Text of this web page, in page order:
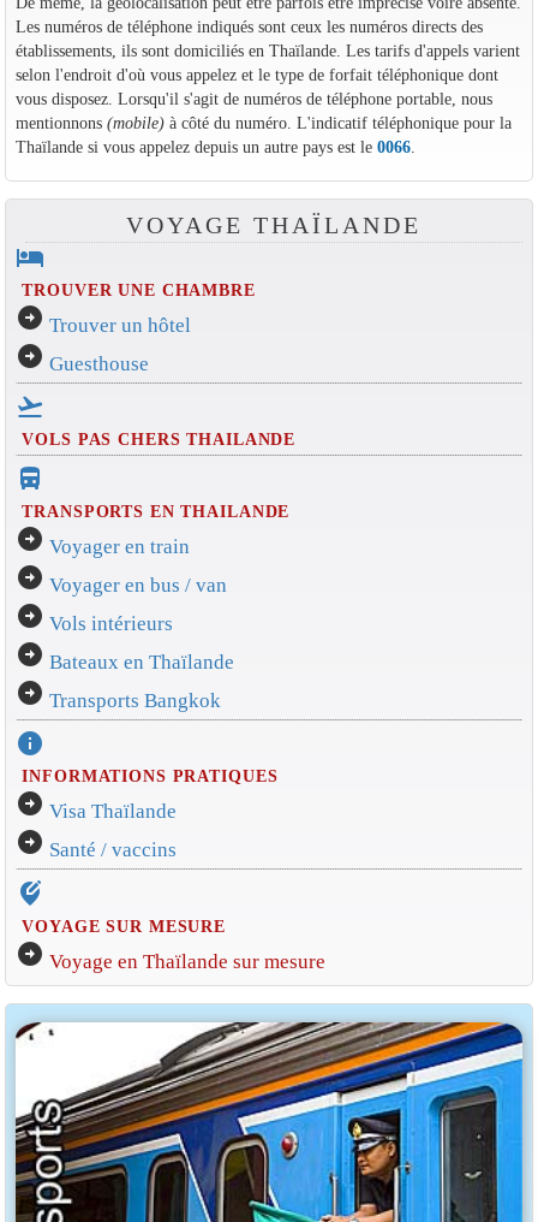
Les numéros de téléphone indiqués sont ceux les numéros directs des
établissements, ils sont domiciliés en Thaïlande. Les tarifs d'appels varient
selon l'endroit d'où vous appelez et le type de forfait téléphonique dont
vous disposez. Lorsqu'il s'agit de numéros de téléphone portable, nous
mentionnons (mobile)à côté du numéro. L'indicatif téléphonique pour la
Thaïlande si vous appelez depuis un autre pays est le 0066.
VOYAGE THAÏLANDE
hotel
TROUVER UNE CHAMBRE
arrow_circle_right Trouver un hôtel
arrow_circle_right Guesthouse
flight_takeoff
VOLS PAS CHERS THAILANDE
directions_bus_filled
TRANSPORTS EN THAILANDE
arrow_circle_right Voyager en train
arrow_circle_right Voyager en bus / van
arrow_circle_right Vols intérieurs
arrow_circle_right Bateaux en Thaïlande
arrow_circle_right Transports Bangkok
info
INFORMATIONS PRATIQUES
arrow_circle_right Visa Thaïlande
arrow_circle_right Santé / vaccins
edit_location_alt
VOYAGE SUR MESURE
arrow_circle_right Voyage en Thaïlande sur mesure